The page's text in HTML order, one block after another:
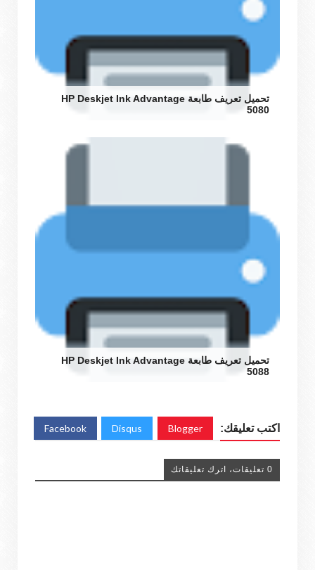
تحميل تعريف طابعة HP Deskjet Ink Advantage
5080
تحميل تعريف طابعة HP Deskjet Ink Advantage
5088
اكتب تعليقك: Blogger
Disqus
Facebook
0 تعليقات، اترك تعليقاتك